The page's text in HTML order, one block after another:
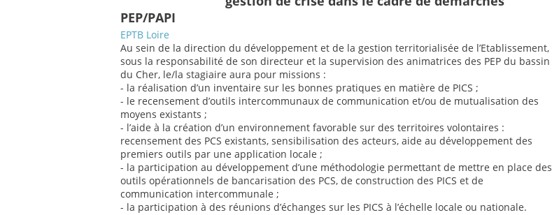
PEP/PAPI
EPTB Loire
Au sein de la direction du développement et de la gestion territorialisée de l’Etablissement,
sous la responsabilité de son directeur et la supervision des animatrices des PEP du bassin
du Cher, le/la stagiaire aura pour missions :
- la réalisation d’un inventaire sur les bonnes pratiques en matière de PICS ;
- le recensement d’outils intercommunaux de communication et/ou de mutualisation des
moyens existants ;
- l’aide à la création d’un environnement favorable sur des territoires volontaires :
recensement des PCS existants, sensibilisation des acteurs, aide au développement des
premiers outils par une application locale ;
- la participation au développement d’une méthodologie permettant de mettre en place des
outils opérationnels de bancarisation des PCS, de construction des PICS et de
communication intercommunale ;
- la participation à des réunions d’échanges sur les PICS à l’échelle locale ou nationale.